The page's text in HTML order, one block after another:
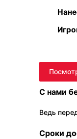
С нами
Ведь
Сроки